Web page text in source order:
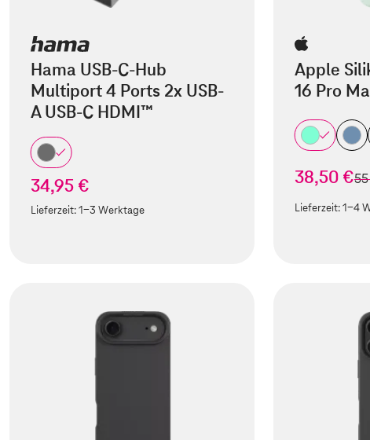
Hama USB-C-Hub
Multiport 4 Ports 2x USB-
A USB-C HDMI™
34,95 €
Lieferzeit:1-3 Werktage
Apple
16 Pro
38,50 €
Lieferzeit:1-4